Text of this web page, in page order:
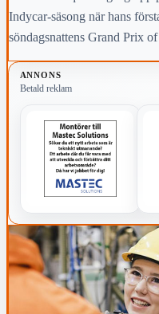
Indycar-säsong när hans
söndagsnattens Grand Prix
i karriären som
ANNONS
Betald reklam